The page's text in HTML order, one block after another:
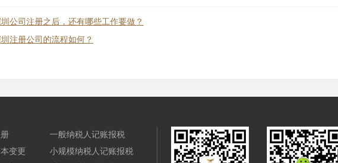
公司注册之后，还有哪些工作要做？
注册公司的流程如何？
变更
一般纳税人记账报税
小规模纳税人记账报税